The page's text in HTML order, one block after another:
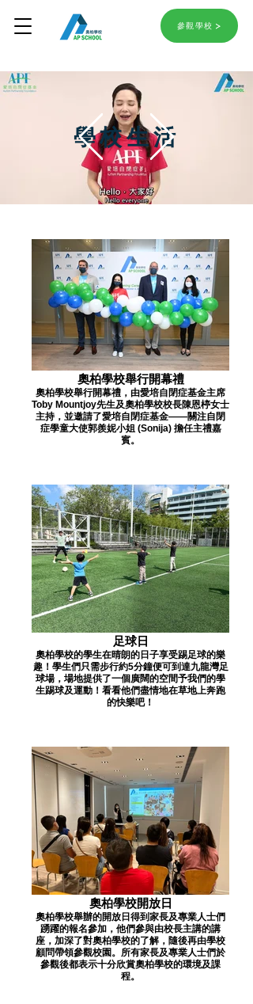
參觀學校
​學校生活
奧柏學校舉行開幕禮
奧柏學校舉行開幕禮，由愛培自閉症基金主席
Toby Mountjoy先生及奧柏學校校長陳恩楟女士
主持，並邀請了愛培自閉症基金——關注自閉
症學童大使郭羨妮小姐 (Sonija) 擔任主禮嘉
賓。
足球日
奧柏學校的學生在晴朗的日子享受踢足球的樂
趣！學生們只需步行約5分鐘便可到達九龍灣足
球場，場地提供了一個廣闊的空間予我們的學
生踢球及運動！看看他們盡情地在草地上奔跑
的快樂吧！
奧柏學校開放日
奧柏學校舉辦的開放日得到家長及專業人士們
踴躍的報名參加，他們參與由校長主講的講
座，加深了對奧柏學校的了解，隨後再由學校
顧問帶領參觀校園。所有家長及專業人士們於
參觀後都表示十分欣賞奧柏學校的環境及課
程。